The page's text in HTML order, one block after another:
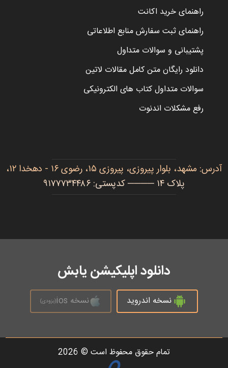
راهنمای خرید اکانت
راهنمای ثبت سفارش منابع اطلاعاتی
پشتیبانی و سوالات متداول
دانلود رایگان متن کامل مقالات لاتین
سوالات متداول کتاب های الکترونیکی
رفع مشکلات اندنوت
آدرس: مشهد، بلوار پیروزی، پیروزی ۱۵، رضوی ۱۶ - دهخدا ۱۲،
پلاک ۱۴ ──── کدپستی: ۹۱۷۷۷۳۴۴۸۶
دانلود اپلیکیشن یابش
نسخه اندروید نسخه ios (بزودی)
تمام حقوق محفوظ است © 2026